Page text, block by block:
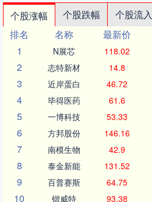
个股涨幅 个股跌幅 个股流入
排名
名称 最新价
1
N展芯 118.02
2 志特新材 14.8
3 近岸蛋白 46.72
4 毕得医药 61.6
5 一博科技 53.33
6 方邦股份 146.16
7 南模生物 42.9
8 泰金新能 131.52
9 百普赛斯 64.75
10 锴威特 93.38